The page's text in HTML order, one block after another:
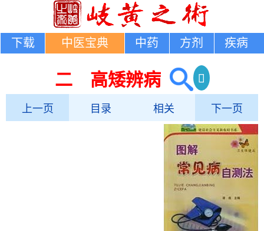
下载 中医宝典 中药 方剂 疾病
二 高矮辨病
上一页 目录 相关 下一页